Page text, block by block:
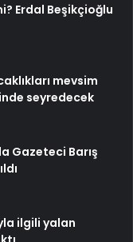
Erdal Beşikçioğlu
mevsim
seyredecek
Gazeteci Barış
ilgili yalan